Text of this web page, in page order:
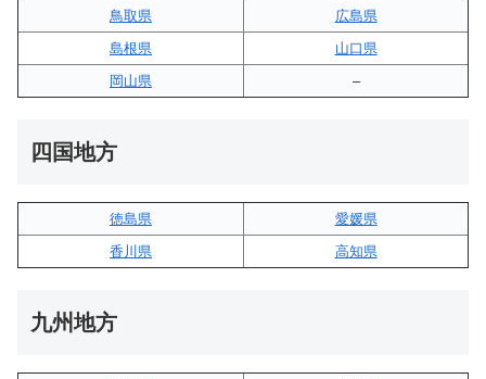
鳥取県
広島県
島根県
山口県
岡山県
–
四国地方
徳島県
愛媛県
香川県
高知県
九州地方